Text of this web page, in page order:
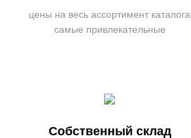
цены на весь ассортимент каталога
самые привлекательные
Собственный склад